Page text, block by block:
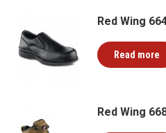
Red Wing
Read more
Red Wing